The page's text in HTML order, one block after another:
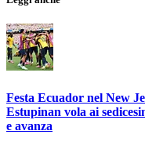
Festa Ecuador nel New
Estupinan vola ai
e avanza